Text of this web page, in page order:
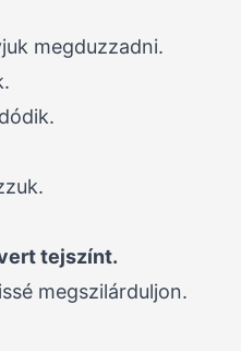
megduzzadni.
tejszínt.
megszilárduljon.